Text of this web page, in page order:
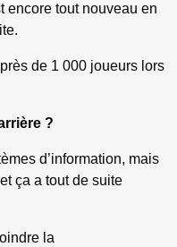
encore tout nouveau en
de 1 000 joueurs lors
?
d’information, mais
ça a tout de suite
la